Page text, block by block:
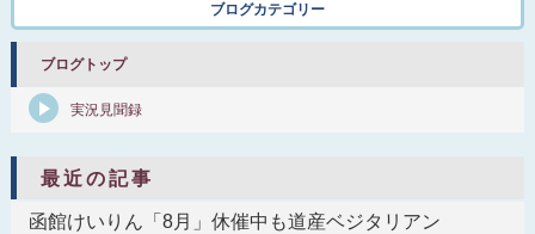
ブログカテゴリー
ブログトップ
実況見聞録
最近の記事
函館けいりん「8月」休催中も道産ベジタリアン